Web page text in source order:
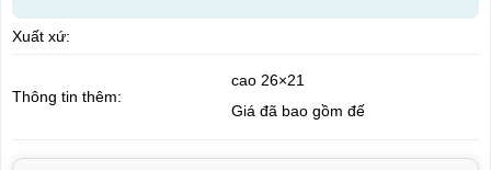
Xuất xứ:
Thông tin thêm:
cao 26×21
Giá đã bao gồm đế